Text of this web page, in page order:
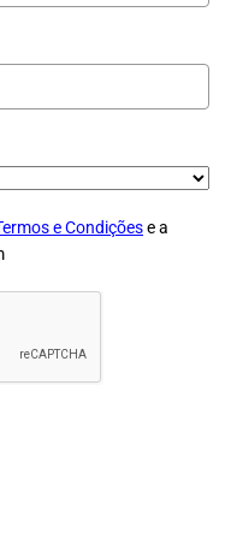
e Condiçõese a